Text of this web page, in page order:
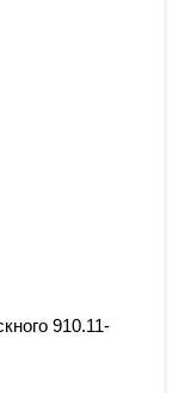
910.11-